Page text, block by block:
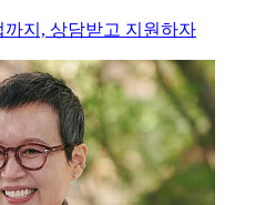
지, 상담받고 지원하자